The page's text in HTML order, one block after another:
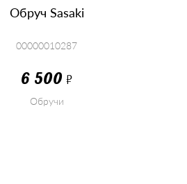
Обруч Sasaki
00000010287
6 500Р
Обручи